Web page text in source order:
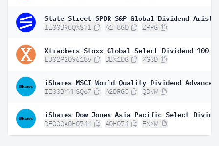
IE00B9CQXS71 A1T8GD ZPRG
LU0292096186 DBX1DG XGSD
IE00BYYHSQ67 A2DRG5 QDVW
DE000A0H0744 A0H074 EXXW